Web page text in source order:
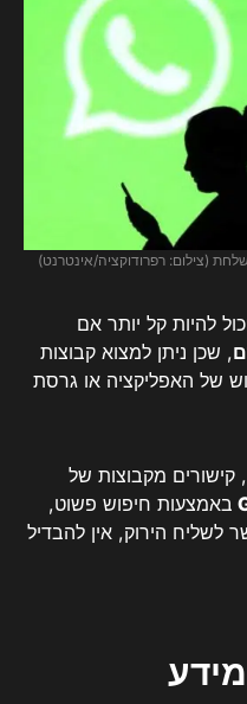
(צילום: רפרודוקציה/אינטרנט)
להיות קל יותר אם
, שכן ניתן למצוא קבוצות
של האפליקציה או גרסת
קישורים מקבוצות של
באמצעות חיפוש פשוט,
לשליח הירוק, אין להבדיל